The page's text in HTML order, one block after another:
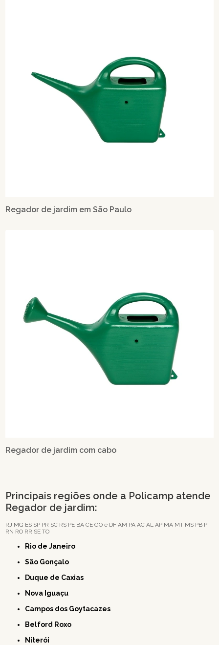
Regador de jardim em São Paulo
Regador de jardim com cabo
Principais regiões onde a Policamp atende
Regador de jardim:
RJ MG ES SP PR SC RS PE BA CE GO e DF AM PA AC AL AP MA MT MS PB PI
RN RO RR SE TO
Rio de Janeiro
São Gonçalo
Duque de Caxias
Nova Iguaçu
Campos dos Goytacazes
Belford Roxo
Niterói